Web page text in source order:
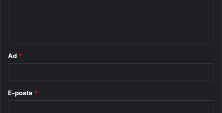
Ad *
E-posta *